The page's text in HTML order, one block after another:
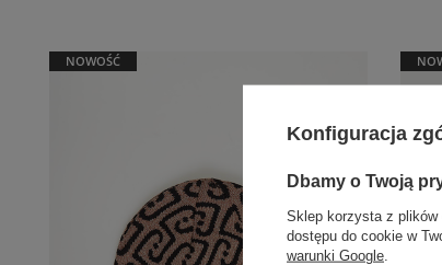
NOWOŚĆ
Konfiguracja
Dbamy o Twoją
Sklep korzysta z plików
dostępu do cookie w
warunki Google